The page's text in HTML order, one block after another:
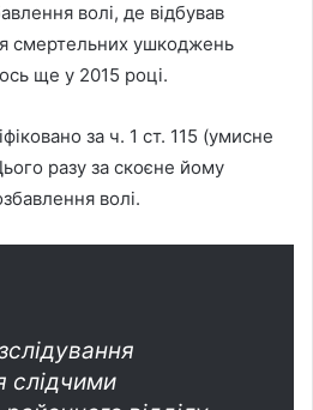
волі, де відбував
смертельних ушкоджень
ще у 2015 році.
за ч. 1 ст. 115 (умисне
разу за скоєне йому
волі.
слідчими